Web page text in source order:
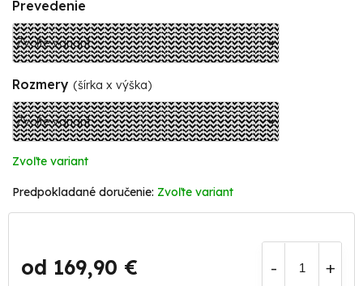
Prevedenie
Rozmery (šírka x výška)
Zvoľte variant
Zvoľte variant
od 169,90 €